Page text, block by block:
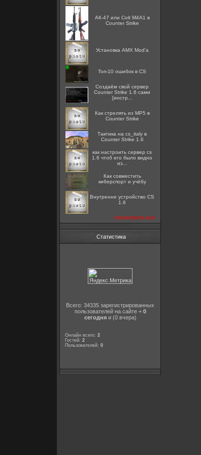
АК-47 или Colt M4A1 в
Counter Strike
Установка AMX Mod'a
Топ-10 ошибок в CS
Создаём свой сервер
Counter Strike 1.6 сами
[инстр...
Как стрелять из MP5 в
Counter Strike
Тактика на cs_italy в
Counter Strike 1.6
как настроить сервер cs
1.6 чтоб его было видно
из...
Как совместить
киберспорт и учёбу
Внутренне устройство CS
1.6
посмотреть все
Статистика
Всего: 34335 зарегистрированных
пользователей на сайте + 0
сегодняи (0 вчера)
Онлайн всего: 2
Гостей: 2
Пользователей: 0